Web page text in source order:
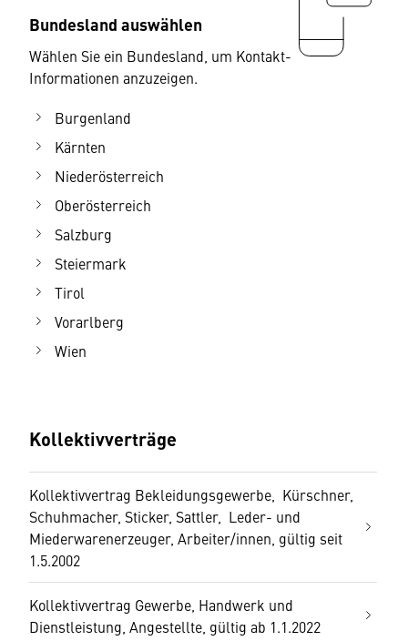
Bundesland auswählen
Wählen Sie ein Bundesland, um Kontakt-
Informationen anzuzeigen.
Burgenland
Kärnten
Niederösterreich
Oberösterreich
Salzburg
Steiermark
Tirol
Vorarlberg
Wien
Kollektivverträge
Kollektivvertrag Bekleidungsgewerbe, Kürschner,
Schuhmacher, Sticker, Sattler, Leder- und
Miederwarenerzeuger, Arbeiter/innen, gültig seit
1.5.2002
Kollektivvertrag Gewerbe, Handwerk und
Dienstleistung, Angestellte, gültig ab 1.1.2022